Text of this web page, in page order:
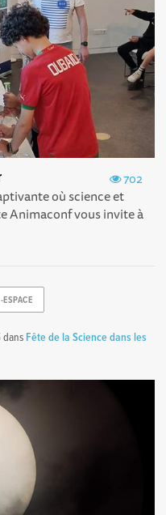
702
où science et
Animaconf vous invite à
dans Fête de la Science dans les